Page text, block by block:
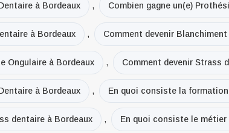
à Bordeaux , Combien gagne un(e)
à Bordeaux , Comment devenir
Ongulaire à Bordeaux , Comment devenir Strass
à Bordeaux , En quoi consiste la
dentaire à Bordeaux , En quoi consiste le métier